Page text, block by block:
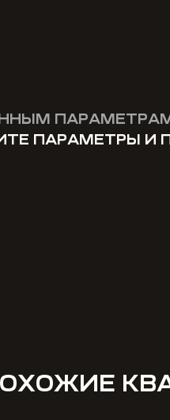
ПАРАМЕТРЫ И